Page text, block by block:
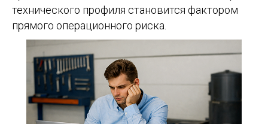
технического профиля становится фактором
прямого операционного риска.